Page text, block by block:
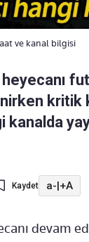
ve kanal bilgisi
heyecanı
kritik
kanalda
Kaydet a-|+A
devam